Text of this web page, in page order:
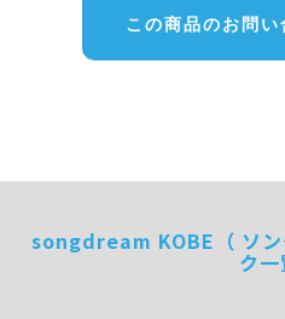
この商品のお問い
songdream KOBE（ ソン
ク一